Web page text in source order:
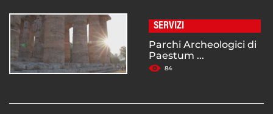
SERVIZI
Parchi Archeologici di
Paestum ...
84